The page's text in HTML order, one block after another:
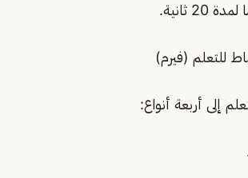
إلى أربعة أنواع: